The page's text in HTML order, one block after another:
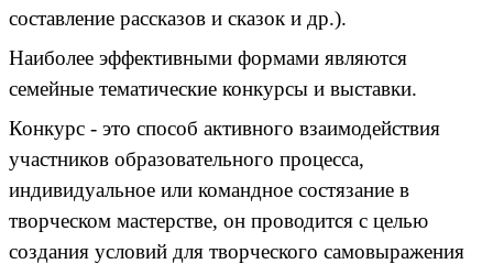
составление рассказов и сказок и др.).
Наиболее эффективными формами являются
семейные тематические конкурсы и выставки.
Конкурс - это способ активного взаимодействия
участников образовательного процесса,
индивидуальное или командное состязание в
творческом мастерстве, он проводится с целью
создания условий для творческого самовыражения